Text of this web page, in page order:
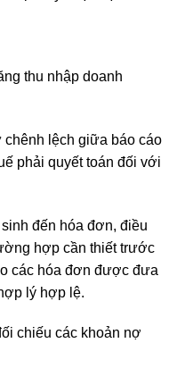
thu nhập doanh
lệch giữa báo cáo
phải quyết toán đối với
đến hóa đơn, điều
hợp cần thiết trước
các hóa đơn được đưa
lý hợp lệ.
chiếu các khoản nợ